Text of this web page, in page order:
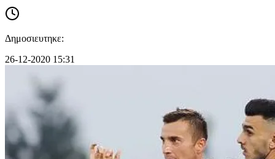
Δημοσιευτηκε:
26-12-2020 15:31